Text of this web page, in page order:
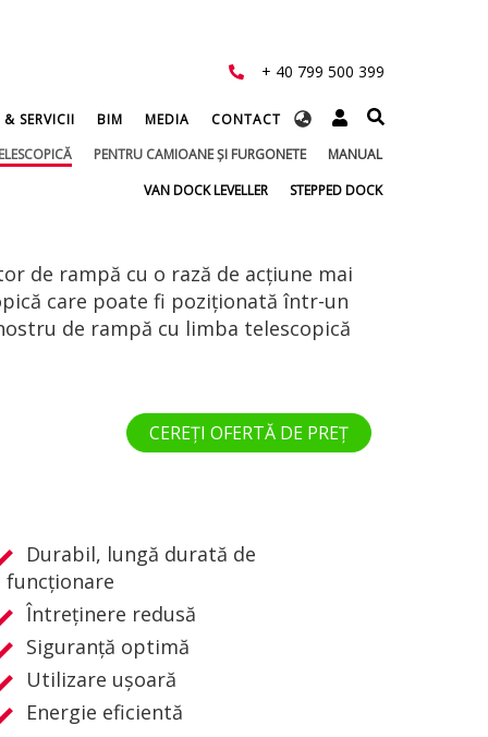
+ 40 799 500 399
Select
language
& SERVICII BIM MEDIA
CONTACT
PENTRU CAMIOANE ŞI FURGONETE
MANUAL
VAN DOCK LEVELLER
STEPPED DOCK
de rampă cu o rază de acțiune mai
care poate fi poziționată într-un
de rampă cu limba telescopică
CEREȚI OFERTĂ DE PREȚ
Durabil, lungă durată de
funcţionare
Întreţinere redusă
Siguranţă optimă
Utilizare uşoară
Energie eficientă